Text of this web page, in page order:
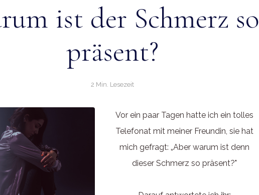
ist der Schmerz so
präsent?
2 Min. Lesezeit
Vor ein paar Tagen hatte ich ein tolles
Telefonat mit meiner Freundin, sie hat
mich gefragt: „Aber warum ist denn
dieser Schmerz so präsent?"